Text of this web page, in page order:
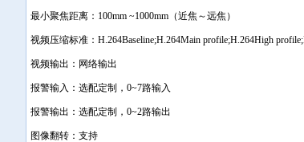
最小聚焦距离：100mm ~1000mm（近焦～远焦）
视频压缩标准：H.264Baseline;H.264Main profile;H.264High
视频输出：网络输出
报警输入：选配定制，0~7路输入
报警输出：选配定制，0~2路输出
图像翻转：支持